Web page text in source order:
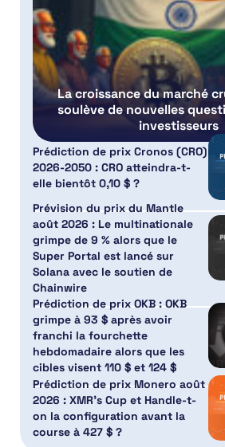
La croissance du marché
soulève de nouvelles
investisseurs
Prédiction de prix Cronos (CRO)
2026-2050 : CRO atteindra-t-
elle bientôt 0,10 $ ?
Prévision du prix du Mantle
août 2026 : Le multinationale
grimpe de 9 % alors que le
Super Portal est lancé sur
Solana avec le soutien de
Chainwire
Prédiction de prix OKB : OKB
grimpe à 93 $ après avoir
franchi la fourchette
hebdomadaire alors que les
cibles visent 110 $ et 124 $
Prédiction de prix Monero août
2026 : XMR’s Cup et Handle-t-
on la configuration avant la
course à 427 $ ?